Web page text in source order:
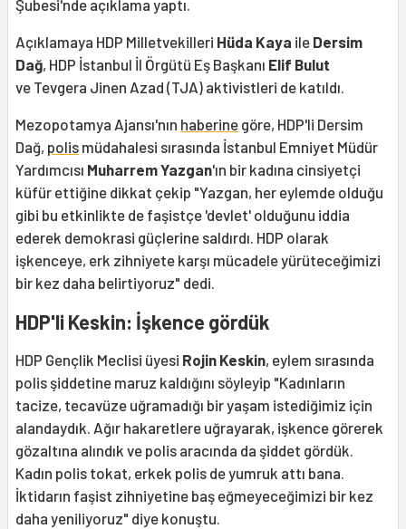
Şubesi'nde açıklama yaptı.
Açıklamaya HDP Milletvekilleri Hüda Kaya ile Dersim
Dağ, HDP İstanbul İl Örgütü Eş Başkanı Elif Bulut
ve Tevgera Jinen Azad (TJA) aktivistleri de katıldı.
Mezopotamya Ajansı'nın haberine göre, HDP'li Dersim
Dağ, polis müdahalesi sırasında İstanbul Emniyet Müdür
Yardımcısı Muharrem Yazgan'ın bir kadına cinsiyetçi
küfür ettiğine dikkat çekip "Yazgan, her eylemde olduğu
gibi bu etkinlikte de faşistçe 'devlet' olduğunu iddia
ederek demokrasi güçlerine saldırdı. HDP olarak
işkenceye, erk zihniyete karşı mücadele yürüteceğimizi
bir kez daha belirtiyoruz" dedi.
HDP'li Keskin: İşkence gördük
HDP Gençlik Meclisi üyesi Rojin Keskin, eylem sırasında
polis şiddetine maruz kaldığını söyleyip "Kadınların
tacize, tecavüze uğramadığı bir yaşam istediğimiz için
alandaydık. Ağır hakaretlere uğrayarak, işkence görerek
gözaltına alındık ve polis aracında da şiddet gördük.
Kadın polis tokat, erkek polis de yumruk attı bana.
İktidarın faşist zihniyetine baş eğmeyeceğimizi bir kez
daha yeniliyoruz" diye konuştu.